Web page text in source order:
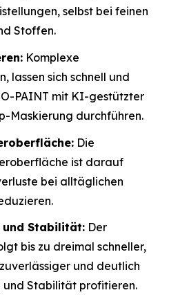
selbst bei feinen
Stoffen.
Komplexe
lassen sich schnell und
PAINT mit KI-gestützter
Maskierung durchführen.
Die
ist darauf
bei alltäglichen
und Stabilität: Der
bis zu dreimal schneller,
und deutlich
und Stabilität profitieren.